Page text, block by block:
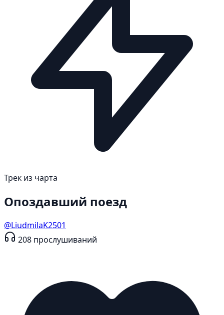
Трек из чарта
Опоздавший поезд
@LiudmilaK2501
208 прослушиваний